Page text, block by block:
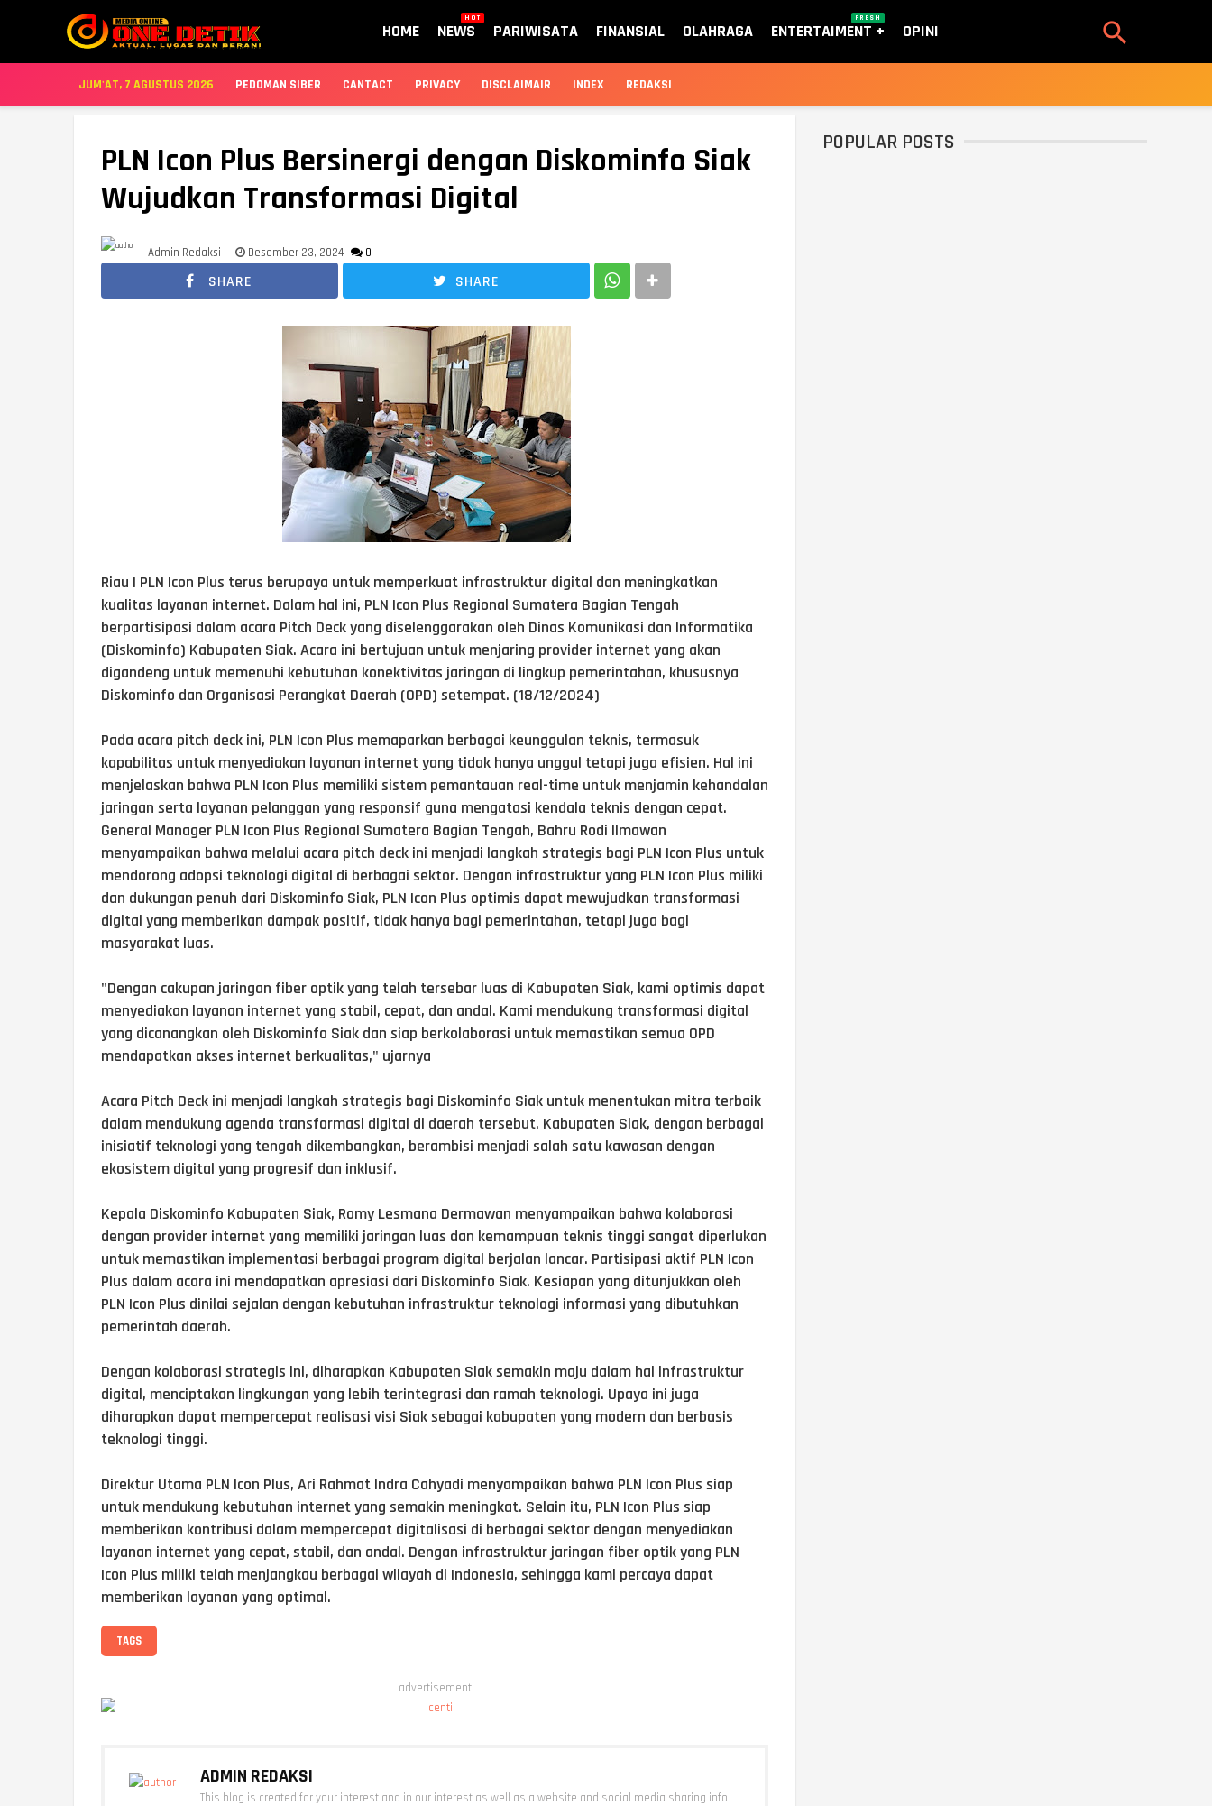
HOME NEWS
HOT
PARIWISATA FINANSIAL OLAHRAGA ENTERTAIMENT
FRESH
OPINI 
JUM'AT, 7 AGUSTUS 2026 PEDOMAN SIBER CANTACT PRIVACY DISCLAIMAIR INDEX REDAKSI
PLN Icon Plus Bersinergi dengan Diskominfo Siak
Wujudkan Transformasi Digital
Admin Redaksi Desember 23, 2024 0
SHARE SHARE
Riau | PLN Icon Plus terus berupaya untuk memperkuat infrastruktur digital dan meningkatkan
kualitas layanan internet. Dalam hal ini, PLN Icon Plus Regional Sumatera Bagian Tengah
berpartisipasi dalam acara Pitch Deck yang diselenggarakan oleh Dinas Komunikasi dan Informatika
(Diskominfo) Kabupaten Siak. Acara ini bertujuan untuk menjaring provider internet yang akan
digandeng untuk memenuhi kebutuhan konektivitas jaringan di lingkup pemerintahan, khususnya
Diskominfo dan Organisasi Perangkat Daerah (OPD) setempat. (18/12/2024)
Pada acara pitch deck ini, PLN Icon Plus memaparkan berbagai keunggulan teknis, termasuk
kapabilitas untuk menyediakan layanan internet yang tidak hanya unggul tetapi juga efisien. Hal ini
menjelaskan bahwa PLN Icon Plus memiliki sistem pemantauan real-time untuk menjamin kehandalan
jaringan serta layanan pelanggan yang responsif guna mengatasi kendala teknis dengan cepat.
General Manager PLN Icon Plus Regional Sumatera Bagian Tengah, Bahru Rodi Ilmawan
menyampaikan bahwa melalui acara pitch deck ini menjadi langkah strategis bagi PLN Icon Plus untuk
mendorong adopsi teknologi digital di berbagai sektor. Dengan infrastruktur yang PLN Icon Plus miliki
dan dukungan penuh dari Diskominfo Siak, PLN Icon Plus optimis dapat mewujudkan transformasi
digital yang memberikan dampak positif, tidak hanya bagi pemerintahan, tetapi juga bagi
masyarakat luas.
"Dengan cakupan jaringan fiber optik yang telah tersebar luas di Kabupaten Siak, kami optimis dapat
menyediakan layanan internet yang stabil, cepat, dan andal. Kami mendukung transformasi digital
yang dicanangkan oleh Diskominfo Siak dan siap berkolaborasi untuk memastikan semua OPD
mendapatkan akses internet berkualitas," ujarnya
Acara Pitch Deck ini menjadi langkah strategis bagi Diskominfo Siak untuk menentukan mitra terbaik
dalam mendukung agenda transformasi digital di daerah tersebut. Kabupaten Siak, dengan berbagai
inisiatif teknologi yang tengah dikembangkan, berambisi menjadi salah satu kawasan dengan
ekosistem digital yang progresif dan inklusif.
Kepala Diskominfo Kabupaten Siak, Romy Lesmana Dermawan menyampaikan bahwa kolaborasi
dengan provider internet yang memiliki jaringan luas dan kemampuan teknis tinggi sangat diperlukan
untuk memastikan implementasi berbagai program digital berjalan lancar. Partisipasi aktif PLN Icon
Plus dalam acara ini mendapatkan apresiasi dari Diskominfo Siak. Kesiapan yang ditunjukkan oleh
PLN Icon Plus dinilai sejalan dengan kebutuhan infrastruktur teknologi informasi yang dibutuhkan
pemerintah daerah.
Dengan kolaborasi strategis ini, diharapkan Kabupaten Siak semakin maju dalam hal infrastruktur
digital, menciptakan lingkungan yang lebih terintegrasi dan ramah teknologi. Upaya ini juga
diharapkan dapat mempercepat realisasi visi Siak sebagai kabupaten yang modern dan berbasis
teknologi tinggi.
Direktur Utama PLN Icon Plus, Ari Rahmat Indra Cahyadi menyampaikan bahwa PLN Icon Plus siap
untuk mendukung kebutuhan internet yang semakin meningkat. Selain itu, PLN Icon Plus siap
memberikan kontribusi dalam mempercepat digitalisasi di berbagai sektor dengan menyediakan
layanan internet yang cepat, stabil, dan andal. Dengan infrastruktur jaringan fiber optik yang PLN
Icon Plus miliki telah menjangkau berbagai wilayah di Indonesia, sehingga kami percaya dapat
memberikan layanan yang optimal.
TAGS
advertisement
ADMIN REDAKSI
This blog is created for your interest and in our interest as well as a website and social media sharing info
POPULAR POSTS